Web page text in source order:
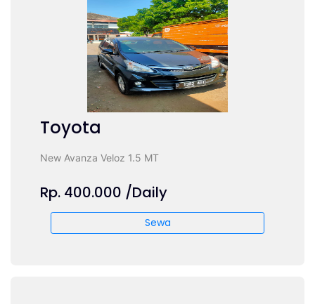
Toyota
New Avanza Veloz 1.5 MT
Rp. 400.000 /Daily
Sewa